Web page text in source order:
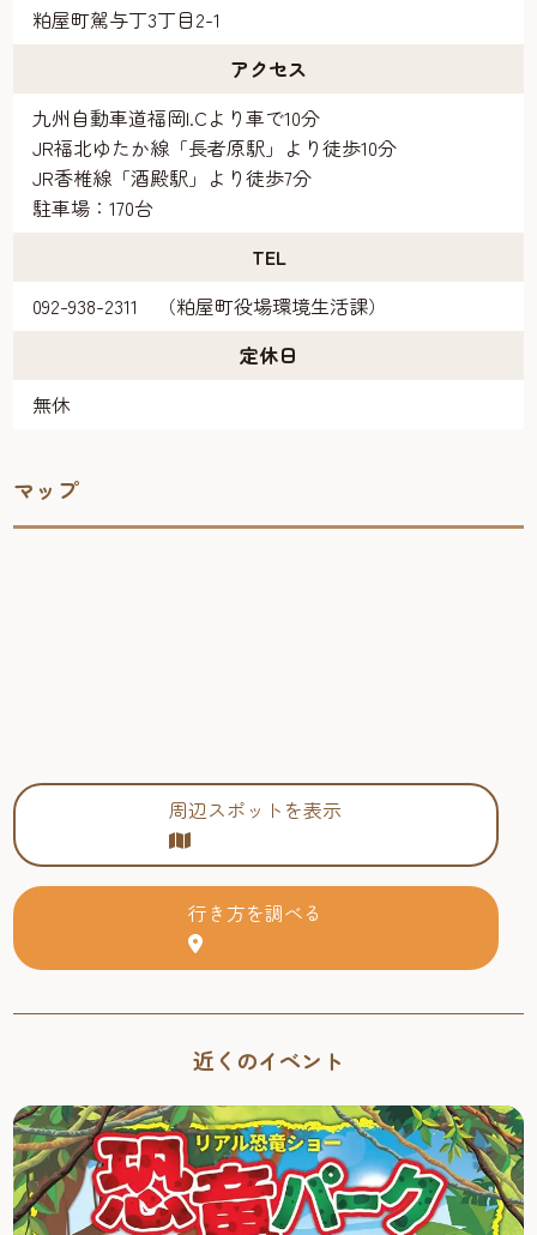
粕屋町駕与丁3丁目2-1
アクセス
九州自動車道福岡I.Cより車で10分
JR福北ゆたか線「長者原駅」より徒歩10分
JR香椎線「酒殿駅」より徒歩7分
駐車場：170台
TEL
092-938-2311 （粕屋町役場環境生活課）
定休日
無休
マップ
周辺スポットを表示
行き方を調べる
近くのイベント